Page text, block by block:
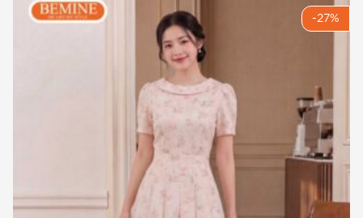
vừa giữ được nét chuyên nghiệp, vừa thể hiện
được sự nữ tính không phải là điều dễ dàng.
đầm bemine b419
như một lời giải đáp cho những trăn trở của chị
em về một trang phục đa năng.
Sản phẩm không chỉ đơn thuần là một chiếc
váy, mà là sự chắt lọc từ những xu hướng thời
trang bền vững. Với thiết kế dáng chữ A kinh
điển, mẫuđầm thiết kế bemine
này hỗ trợ che
-27%